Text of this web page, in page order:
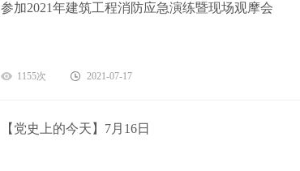
参加2021年建筑工程消防应急演练暨现场观摩会
1155次 2021-07-17
【党史上的今天】7月16日